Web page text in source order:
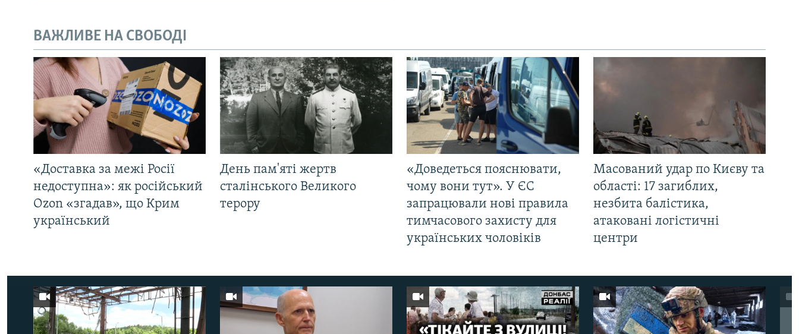
ВАЖЛИВЕ НА СВОБОДІ
«Доставка за межі Росії
недоступна»: як російський
Ozon «згадав», що Крим
український
День пам'яті жертв
сталінського Великого
терору
«Доведеться пояснювати,
чому вони тут». У ЄС
запрацювали нові правила
тимчасового захисту для
українських чоловіків
Масований удар по Києву та
області: 17 загиблих,
незбита балістика,
атаковані логістичні
центри